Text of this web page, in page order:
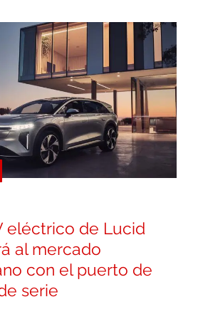
eléctrico de Lucid
al mercado
con el puerto de
serie